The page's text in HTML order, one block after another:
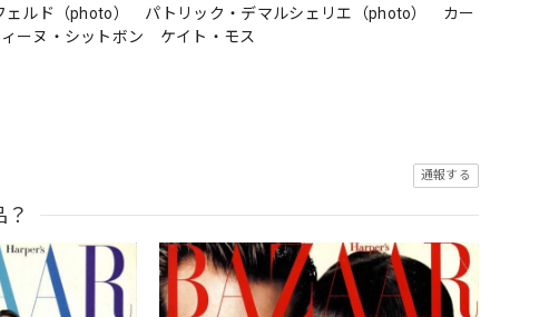
ルド（photo） パトリック・デマルシェリエ（photo） カー
ーヌ・シットボン ケイト・モス
通報する
？